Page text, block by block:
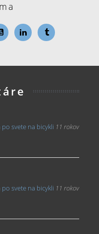
po svete na bicykli 11 rokov
po svete na bicykli 11 rokov